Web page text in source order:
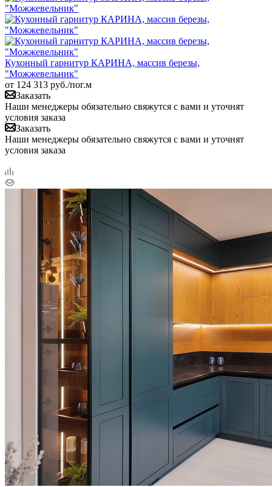
Кухонный гарнитур КАРИНА, массив березы,
"Можжевельник"
от 124 313 руб./пог.м
Заказать
Наши менеджеры обязательно свяжутся с вами и уточнят
условия заказа
Заказать
Наши менеджеры обязательно свяжутся с вами и уточнят
условия заказа